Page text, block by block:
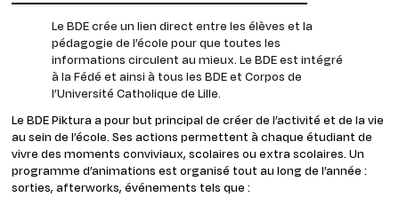
Le BDE crée un lien direct entre les élèves et la
pédagogie de l’école pour que toutes les
informations circulent au mieux. Le BDE est intégré
à la Fédé et ainsi à tous les BDE et Corpos de
l’Université Catholique de Lille.
Le BDE Piktura a pour but principal de créer de l’activité et de la vie
au sein de l’école. Ses actions permettent à chaque étudiant de
vivre des moments conviviaux, scolaires ou extra scolaires. Un
programme d’animations est organisé tout au long de l’année :
sorties, afterworks, événements tels que :